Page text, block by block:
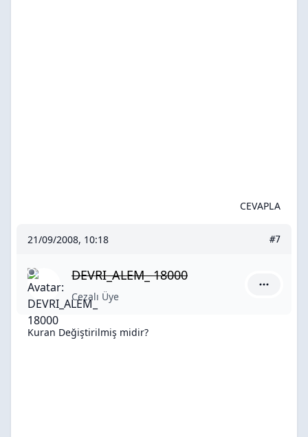
CEVAPLA
21/09/2008, 10:18 #7
DEVRI_ALEM_ 18000
Cezalı Üye
Kuran Değiştirilmiş midir?